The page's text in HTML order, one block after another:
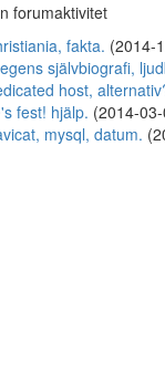
forumaktivitet
fakta. (2014-
självbiografi,
host,
fest! hjälp. (2014-
mysql, datum.